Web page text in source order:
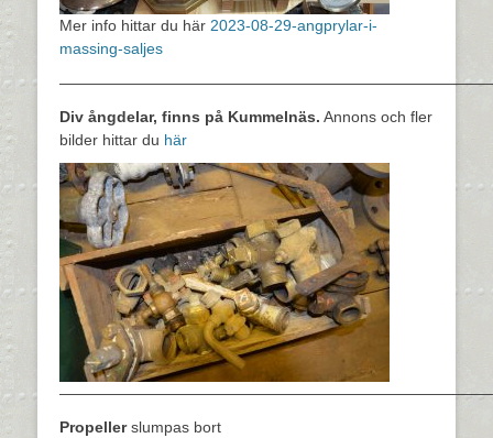
Mer info hittar du här 2023-08-29-angprylar-i-
massing-saljes
Div ångdelar, finns på Kummelnäs. Annons och fler
bilder hittar du här
Propellerslumpas bort